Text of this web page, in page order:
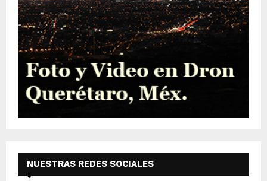
NUESTRAS REDES SOCIALES